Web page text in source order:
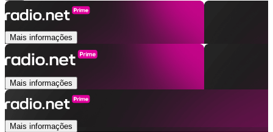
Mais informações
Mais informações
Mais informações